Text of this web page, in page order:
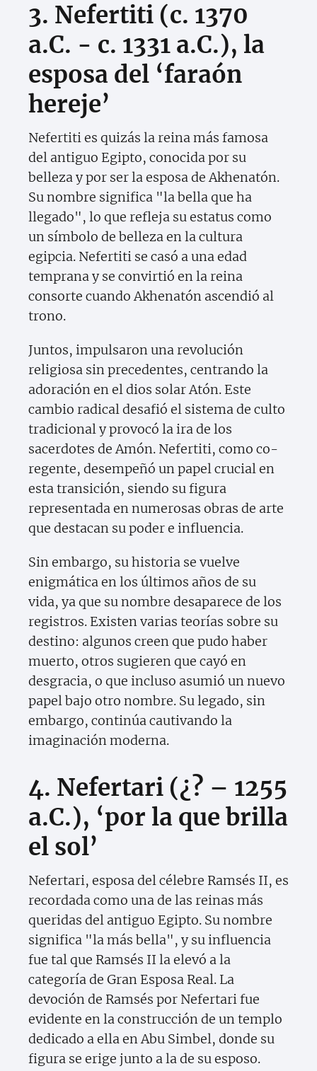
3. Nefertiti (c. 1370
a.C. - c. 1331 a.C.), la
esposa del ‘faraón
hereje’
Nefertiti es quizás la reina más famosa
del antiguo Egipto, conocida por su
belleza y por ser la esposa de Akhenatón.
Su nombre significa "la bella que ha
llegado", lo que refleja su estatus como
un símbolo de belleza en la cultura
egipcia. Nefertiti se casó a una edad
temprana y se convirtió en la reina
consorte cuando Akhenatón ascendió al
trono.
Juntos, impulsaron una revolución
religiosa sin precedentes, centrando la
adoración en el dios solar Atón. Este
cambio radical desafió el sistema de culto
tradicional y provocó la ira de los
sacerdotes de Amón. Nefertiti, como co-
regente, desempeñó un papel crucial en
esta transición, siendo su figura
representada en numerosas obras de arte
que destacan su poder e influencia.
Sin embargo, su historia se vuelve
enigmática en los últimos años de su
vida, ya que su nombre desaparece de los
registros. Existen varias teorías sobre su
destino: algunos creen que pudo haber
muerto, otros sugieren que cayó en
desgracia, o que incluso asumió un nuevo
papel bajo otro nombre. Su legado, sin
embargo, continúa cautivando la
imaginación moderna.
4. Nefertari (¿? – 1255
a.C.), ‘por la que brilla
el sol’
Nefertari, esposa del célebre Ramsés II, es
recordada como una de las reinas más
queridas del antiguo Egipto. Su nombre
significa "la más bella", y su influencia
fue tal que Ramsés II la elevó a la
categoría de Gran Esposa Real. La
devoción de Ramsés por Nefertari fue
evidente en la construcción de un templo
dedicado a ella en Abu Simbel, donde su
figura se erige junto a la de su esposo.